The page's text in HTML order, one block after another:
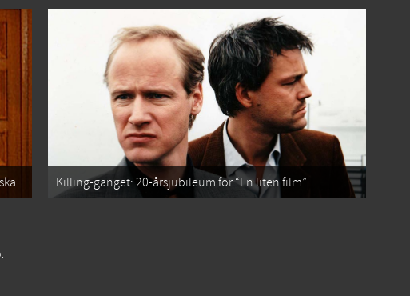
Killing-gänget: 20-årsjubileum för “En liten film”